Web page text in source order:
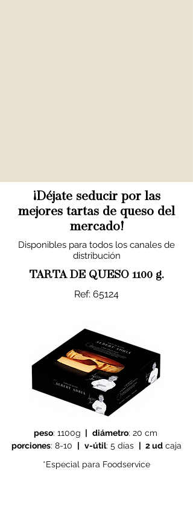
¡Déjate seducir por las
mejores tartas de queso del
mercado!
Disponibles para todos los canales de
distribución
TARTA DE QUESO 1100 g.
Ref: 65124
peso: 1100g | diámetro: 20 cm
porciones: 8-10 | v-útil: 5 días | 2 ud caja
*Especial para Foodservice